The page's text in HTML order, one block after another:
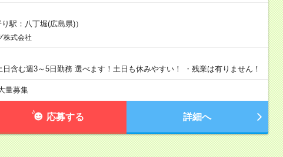
駅：八丁堀(広島県)）
株式会社
含む週3～5日勤務 選べます！土日も休みやすい！ ・残業は有りません！
量募集
応募する 詳細へ